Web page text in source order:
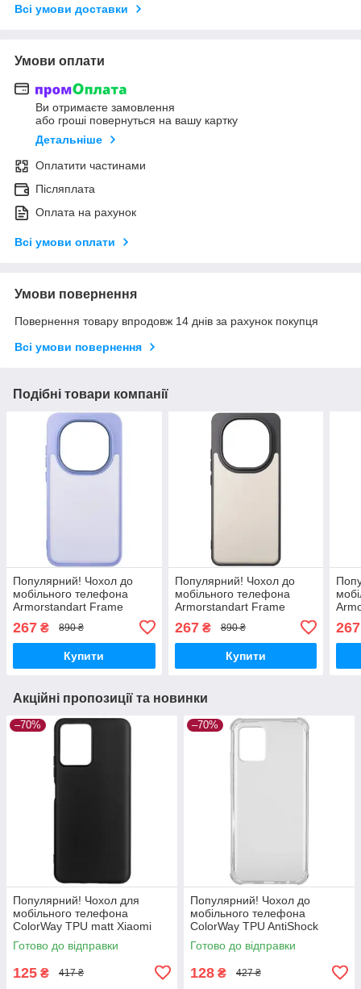
Всі умови доставки
Умови оплати
Ви отримаєте замовлення
або гроші повернуться на вашу картку
Детальніше
Оплатити частинами
Післяплата
Оплата на рахунок
Всі умови оплати
Умови повернення
Повернення товару впродовж 14 днів за рахунок покупця
Всі умови повернення
Подібні товари компанії
Популярний! Чохол до
мобільного телефона
Armorstandart Frame
Xiaomi Redmi Note 15 Pro
5G Violet (ARM90020) -
Краща якість тільки
267 ₴ 890 ₴
Купити
Популярний! Чохол до
мобільного телефона
Armorstandart Frame
Xiaomi Redmi Note 15 4G
Black (ARM90007) - Краща
якість тільки на
267₴ 890 ₴
Купити
267
Акційні пропозиції та новинки
–70%
Популярний! Чохол для
мобільного телефона
ColorWay TPU matt Xiaomi
Redmi Note 12 5G black (CW-
CTMXRN125-BK) —
Готово до відправки
125 ₴ 417 ₴
–70%
Популярний! Чохол до
мобільного телефона
ColorWay TPU AntiShock
Xiaomi Redmi Note 12 Clear
(CW-CTASXRN12) - Краща
Готово до відправки
128 ₴ 427 ₴